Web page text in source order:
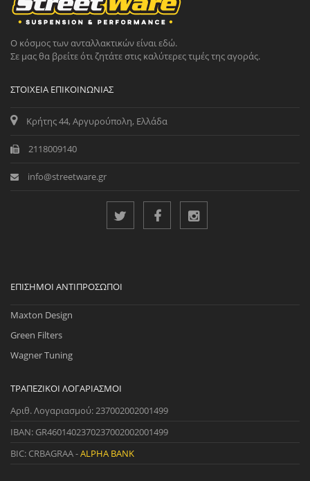
Ο κόσμος των ανταλλακτικών είναι εδώ.
Σε μας θα βρείτε ότι ζητάτε στις καλύτερες τιμές της αγοράς.
ΣΤΟΙΧΕΊΑ ΕΠΙΚΟΙΝΩΝΊΑΣ
Κρήτης 44, Αργυρούπολη, Ελλάδα
2118009140
info@streetware.gr
ΕΠΊΣΗΜΟΙ ΑΝΤΙΠΡΌΣΩΠΟΙ
Maxton Design
Green Filters
Wagner Tuning
ΤΡΑΠΕΖΙΚΟΊ ΛΟΓΑΡΙΑΣΜΟΊ
Αριθ. Λογαριασμού: 237002002001499
IBAN: GR4601402370237002002001499
BIC: CRBAGRAA -ALPHA BANK